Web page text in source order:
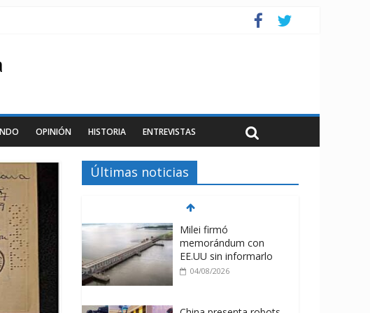
OPINIÓN HISTORIA ENTREVISTAS
Últimas noticias
Milei firmó
memorándum con
EE.UU sin informarlo
04/08/2026